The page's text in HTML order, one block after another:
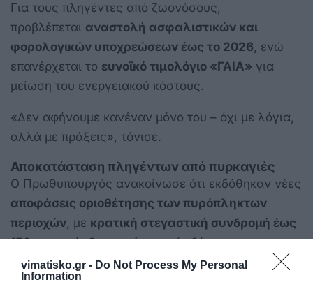
vimatisko.gr - Do Not Process My Personal
Information
Για τους πληγέντες από ζωονόσους,
προβλέπεται αναστολή ασφαλιστικών και
φορολογικών υποχρεώσεων έως το 2026, ενώ
επανέρχεται το ευνοϊκό τιμολόγιο «ΓΑΙΑ» για
μείωση του ενεργειακού κόστους.
«Δεν αφήνουμε κανέναν μόνο του – όχι με λόγια,
αλλά με πράξεις», τόνισε.
Αποκατάσταση πληγέντων από πυρκαγιές
Ο Πρωθυπουργός ανακοίνωσε ότι εκδόθηκαν νέες
αποφάσεις οριοθέτησης των πυρόπληκτων
περιοχών, με κρατική στεγαστική συνδρομή έως
150 τ.μ. ανά ιδιοκτησία, χωρίς δάνειο.
«Η Ελλάδα ήταν από τις ελάχιστες ευρωπαϊκές